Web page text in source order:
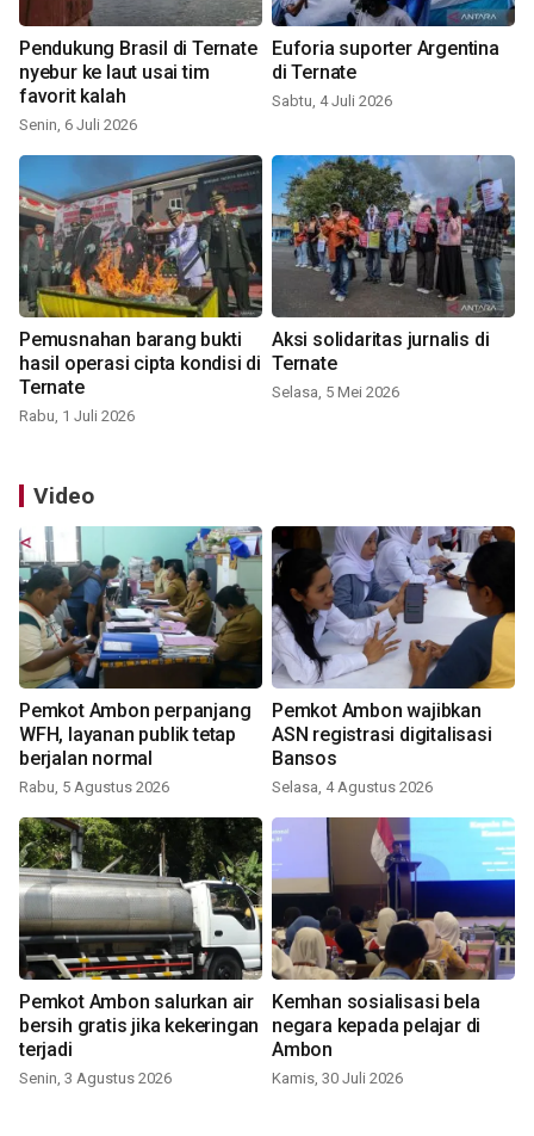
Pendukung Brasil di Ternate
nyebur ke laut usai tim
favorit kalah
Senin, 6 Juli 2026
Euforia suporter Argentina
di Ternate
Sabtu, 4 Juli 2026
Pemusnahan barang bukti
hasil operasi cipta kondisi di
Ternate
Rabu, 1 Juli 2026
Aksi solidaritas jurnalis di
Ternate
Selasa, 5 Mei 2026
Video
Pemkot Ambon perpanjang
WFH, layanan publik tetap
berjalan normal
Rabu, 5 Agustus 2026
Pemkot Ambon wajibkan
ASN registrasi digitalisasi
Bansos
Selasa, 4 Agustus 2026
Pemkot Ambon salurkan air
bersih gratis jika kekeringan
terjadi
Senin, 3 Agustus 2026
Kemhan sosialisasi bela
negara kepada pelajar di
Ambon
Kamis, 30 Juli 2026